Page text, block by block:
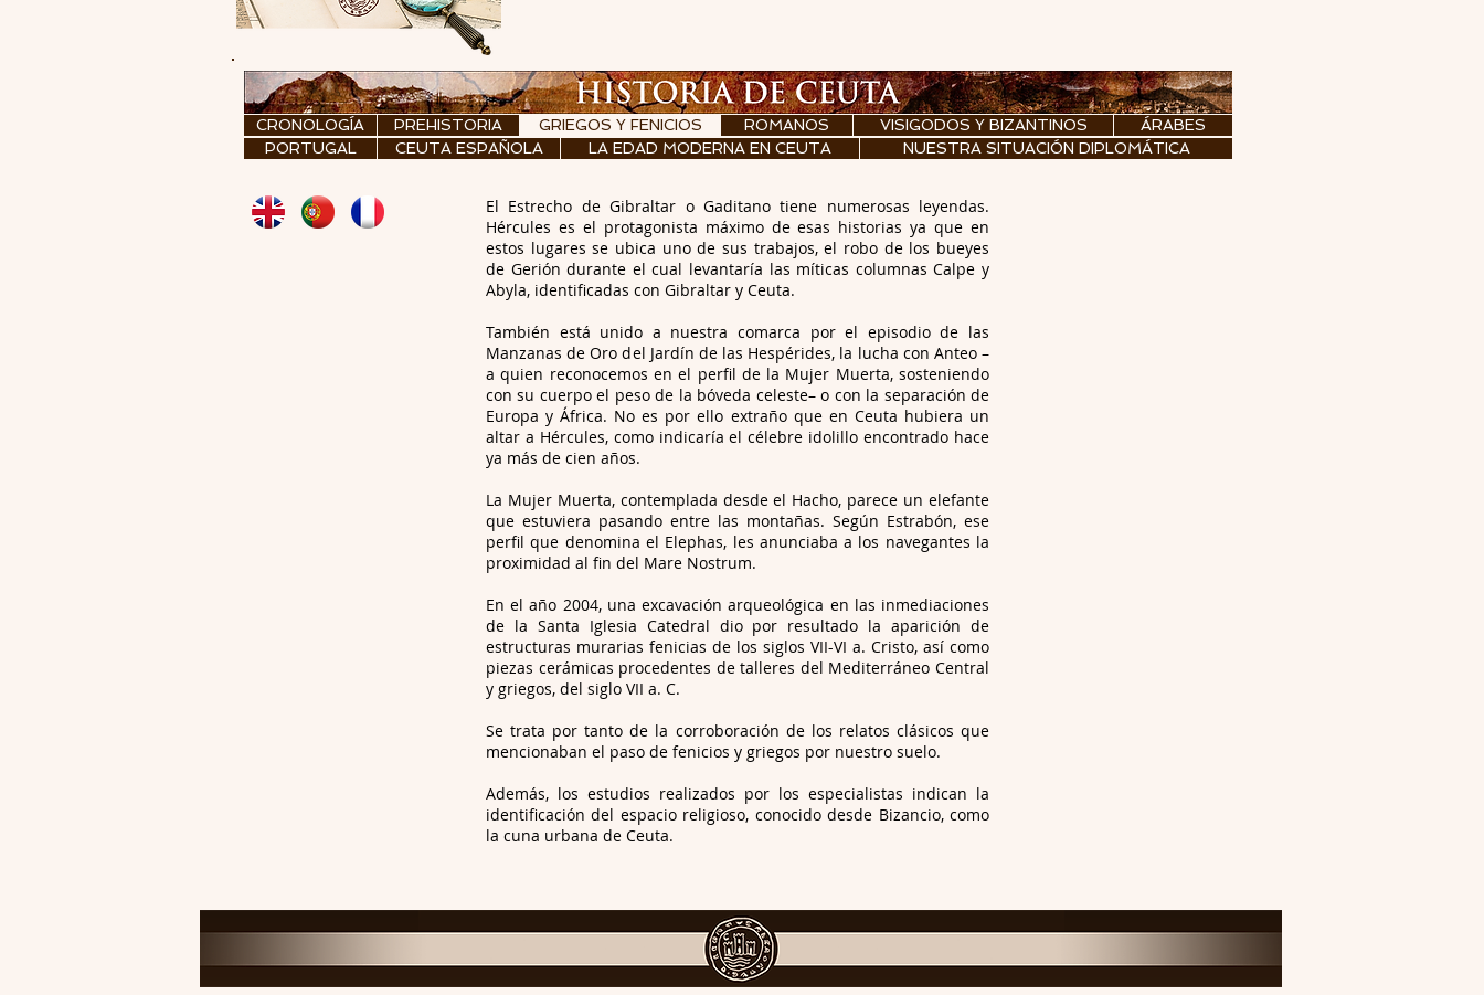
CRONOLOGÍA PREHISTORIA GRIEGOS Y FENICIOS ROMANOS VISIGODOS Y BIZANTINOS
ÁRABES
PORTUGAL
CEUTA ESPAÑOLA LA EDAD MODERNA EN CEUTA NUESTRA SITUACIÓN DIPLOMÁTICA
El Estrecho de Gibraltar o Gaditano tiene numerosas leyendas.
Hércules es el protagonista máximo de esas historias ya que en
estos lugares se ubica uno de sus trabajos, el robo de los bueyes
de Gerión durante el cual levantaría las míticas columnas Calpe y
Abyla, identificadas con Gibraltar y Ceuta.
También está unido a nuestra comarca por el episodio de las
Manzanas de Oro del Jardín de las Hespérides, la lucha con Anteo –
a quien reconocemos en el perfil de la Mujer Muerta, sosteniendo
con su cuerpo el peso de la bóveda celeste– o con la separación de
Europa y África. No es por ello extraño que en Ceuta hubiera un
altar a Hércules, como indicaría el célebre idolillo encontrado hace
ya más de cien años.
La Mujer Muerta, contemplada desde el Hacho, parece un elefante
que estuviera pasando entre las montañas. Según Estrabón, ese
perfil que denomina el Elephas, les anunciaba a los navegantes la
proximidad al fin del Mare Nostrum.
En el año 2004, una excavación arqueológica en las inmediaciones
de la Santa Iglesia Catedral dio por resultado la aparición de
estructuras murarias fenicias de los siglos VII-VI a. Cristo, así como
piezas cerámicas procedentes de talleres del Mediterráneo Central
y griegos, del siglo VII a. C.
Se trata por tanto de la corroboración de los relatos clásicos que
mencionaban el paso de fenicios y griegos por nuestro suelo.
Además, los estudios realizados por los especialistas indican la
identificación del espacio religioso, conocido desde Bizancio, como
la cuna urbana de Ceuta.